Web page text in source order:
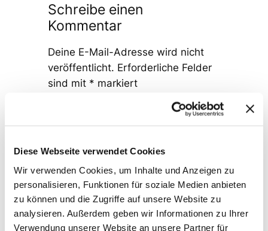
Diese Webseite verwendet Cookies
Wir verwenden Cookies, um Inhalte und Anzeigen zu
personalisieren, Funktionen für soziale Medien anbieten
zu können und die Zugriffe auf unsere Website zu
analysieren. Außerdem geben wir Informationen zu Ihrer
Verwendung unserer Website an unsere Partner für
Schreibe einen
Kommentar
Deine E-Mail-Adresse wird nicht
veröffentlicht. Erforderliche Felder
sind mit * markiert
Name*